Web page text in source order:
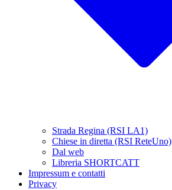
Strada Regina (RSI LA1)
Chiese in diretta (RSI ReteUno)
Dal web
Libreria SHORTCATT
Impressum e contatti
Privacy